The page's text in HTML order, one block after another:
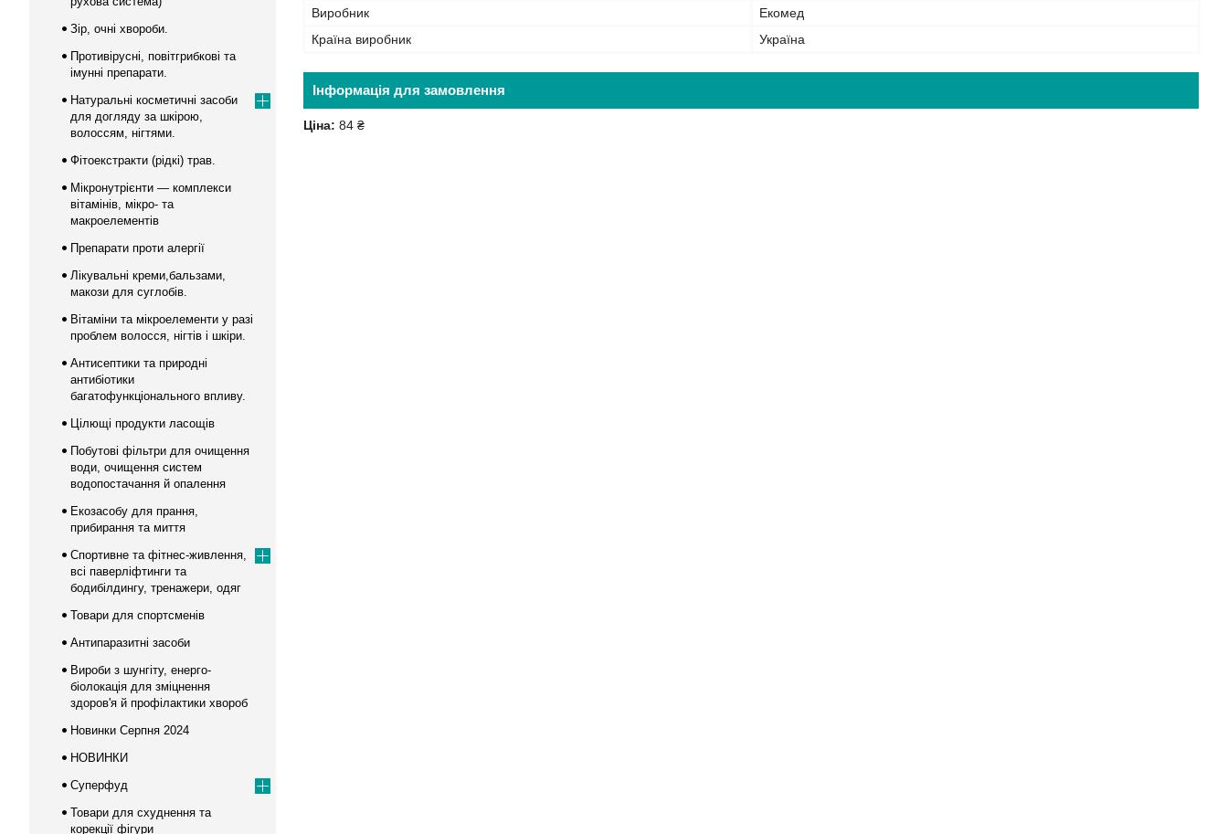
Виробник
Екомед
Країна виробник
Україна
Інформація для замовлення
Ціна: 84 ₴
Зір, очні хвороби.
Противірусні, повітгрибкові та
імунні препарати.
Натуральні косметичні засоби
для догляду за шкірою,
волоссям, нігтями.
Фітоекстракти (рідкі) трав.
Мікронутрієнти — комплекси
вітамінів, мікро- та
макроелементів
Препарати проти алергії
Лікувальні креми,бальзами,
макози для суглобів.
Вітаміни та мікроелементи у разі
проблем волосся, нігтів і шкіри.
Антисептики та природні
антибіотики
багатофункціонального впливу.
Цілющі продукти ласощів
Побутові фільтри для очищення
води, очищення систем
водопостачання й опалення
Екозасобу для прання,
прибирання та миття
Спортивне та фітнес-живлення,
всі паверліфтинги та
бодибілдингу, тренажери, одяг
Товари для спортсменів
Антипаразитні засоби
Вироби з шунгіту, енерго-
біолокація для зміцнення
здоров'я й профілактики хвороб
Новинки Серпня 2024
НОВИНКИ
Суперфуд
Товари для схуднення та
корекції фігури